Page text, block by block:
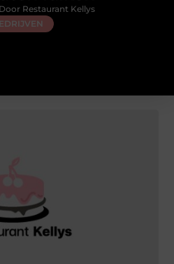
Restaurant Kellys